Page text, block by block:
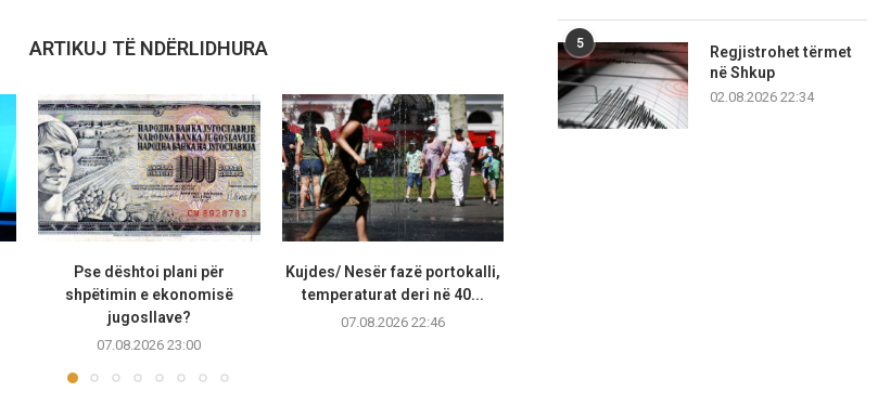
ARTIKUJ TË NDËRLIDHURA
Pse dështoi plani për
shpëtimin e ekonomisë
jugosllave?
07.08.2026 23:00
Kujdes/ Nesër fazë portokalli,
temperaturat deri në 40...
07.08.2026 22:46
5
Regjistrohet tërmet
në Shkup
02.08.2026 22:34